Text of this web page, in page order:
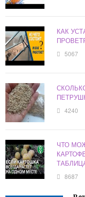
КАК
5067
4240
ЧТО
8687